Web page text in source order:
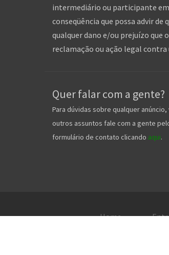
intermediário ou participante em
conseqüência que possa advir
qualquer dano e/ou prejuízo que
reclamação ou ação legal
Quer falar com a gente?
Para dúvidas sobre qualquer
outros assuntos fale com a gente
formulário de contato clicando aqui.
Home